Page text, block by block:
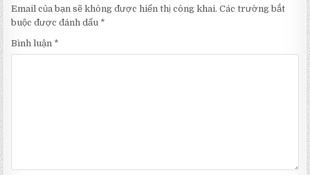
Email của bạn sẽ không được hiển thị công khai. Các trường bắt
buộc được đánh dấu *
Bình luận *